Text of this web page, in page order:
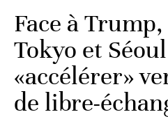
Face à
Tokyo et
«accélérer»
de libre-